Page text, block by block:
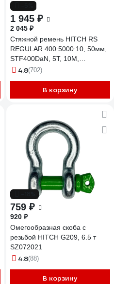
1 945 ₽
2 045 ₽
Стяжной ремень HITCH RS
REGULAR 400:5000:10, 50мм,
STF400DaN, 5T, 10М,
SZ067698
4.8(702)
В корзину
759 ₽
920 ₽
Омегообразная скоба с
резьбой HITCH G209, 6.5 т
SZ072021
4.8(88)
В корзину